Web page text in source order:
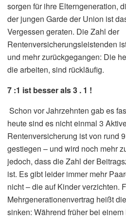
sorgen für ihre Elterngeneration,
der jungen Garde der Union ist
Vergessen geraten. Die Zahl der
Rentenversicherungsleistenden
und mehr zurückgegangen: Die
die arbeiten, sind rückläufig.
7 :1 ist besser als 3 . 1 !
Schon vor Jahrzehnten gab es
heute sind es nicht einmal 3
Rentenversicherung ist von rund
gestiegen – und wird noch mehr
jedoch, dass die Zahl der
ist. Es gibt leider immer mehr
nicht – die auf Kinder verzichten.
Mehrgenerationenvertrag heißt
sinken: Während früher bei